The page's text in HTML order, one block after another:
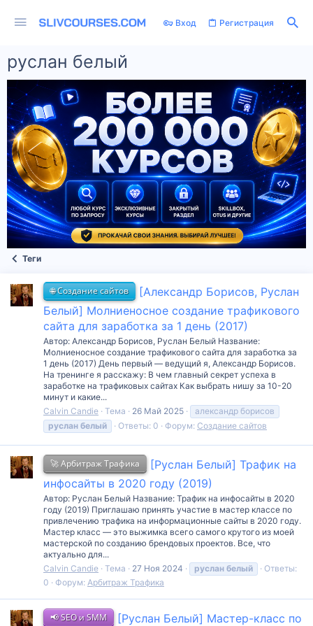
Вход Регистрация
руслан белый
Теги
🌐 Создание сайтов
[Александр Борисов, Руслан
Белый] Молниеносное создание трафикового
сайта для заработка за 1 день (2017)
Автор: Александр Борисов, Руслан Белый Название:
Молниеносное создание трафикового сайта для заработка за
1 день (2017) День первый — ведущий я, Александр Борисов.
На тренинге я расскажу: В чем главный секрет успеха в
заработке на трафиковых сайтах Как выбрать нишу за 10-20
минут и какие...
Calvin Candie Тема 26 Май 2025
александр борисов
руслан белый Ответы: 0 Форум: Создание сайтов
🚀 Арбитраж Трафика
[Руслан Белый] Трафик на
инфосайты в 2020 году (2019)
Автор: Руслан Белый Название: Трафик на инфосайты в 2020
году (2019) Приглашаю принять участие в мастер классе по
привлечению трафика на информационные сайты в 2020 году.
Мастер класс — это выжимка всего самого крутого из моей
мастерской по созданию брендовых проектов. Все, что
актуально для...
Calvin Candie Тема 27 Ноя 2024 руслан белый
Ответы:
0
Форум: Арбитраж Трафика
📢 SEO и SMM
[Руслан Белый] Мастер-класс по